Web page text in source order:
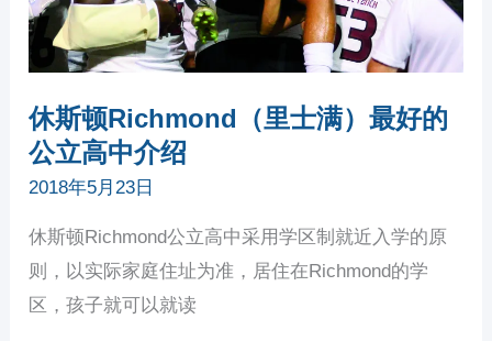
休斯顿Richmond（里士满）最好的
公立高中介绍
2018年5月23日
休斯顿Richmond公立高中采用学区制就近入学的原
则，以实际家庭住址为准，居住在Richmond的学
区，孩子就可以就读